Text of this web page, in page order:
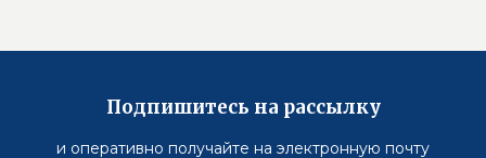
Подпишитесь на рассылку
и оперативно получайте на электронную почту